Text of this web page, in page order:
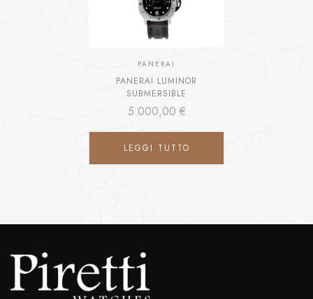
PANERAI
PANERAI LUMINOR
SUBMERSIBLE
5.000,00 €
LEGGI TUTTO